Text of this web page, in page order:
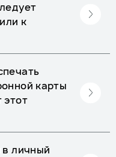
к
карты
этот
личный